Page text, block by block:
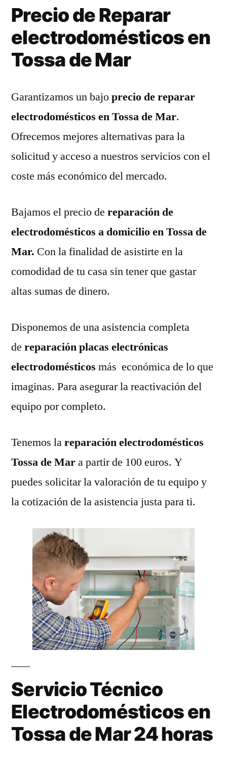
Precio de Reparar
electrodomésticos en
Tossa de Mar
Garantizamos un bajoprecio de reparar
electrodomésticos en Tossa de Mar.
Ofrecemos mejores alternativas para la
solicitud y acceso a nuestros servicios con el
coste más económico del mercado.
Bajamos el precio de reparación de
electrodomésticos a domicilio en Tossa de
Mar. Con la finalidad de asistirte en la
comodidad de tu casa sin tener que gastar
altas sumas de dinero.
Disponemos de una asistencia completa
de reparación placas electrónicas
electrodomésticos más económica de lo que
imaginas. Para asegurar la reactivación del
equipo por completo.
Tenemos lareparación electrodomésticos
Tossa de Mara partir de 100 euros. Y
puedes solicitar la valoración de tu equipo y
la cotización de la asistencia justa para ti.
Servicio Técnico
Electrodomésticos en
Tossa de Mar 24 horas